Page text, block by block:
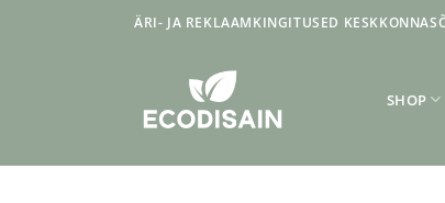
ÄRI- JA REKLAAMKINGITUSED
SHOP